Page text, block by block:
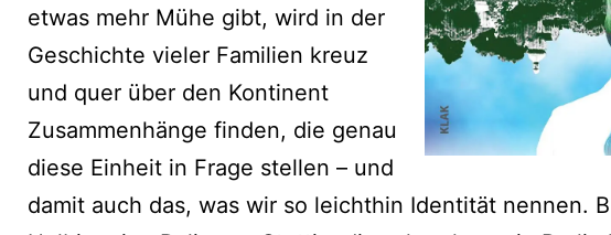
etwas mehr Mühe gibt, wird in der
Geschichte vieler Familien kreuz
und quer über den Kontinent
Zusammenhänge finden, die genau
diese Einheit in Frage stellen – und
damit auch das, was wir so leichthin Identität nennen.